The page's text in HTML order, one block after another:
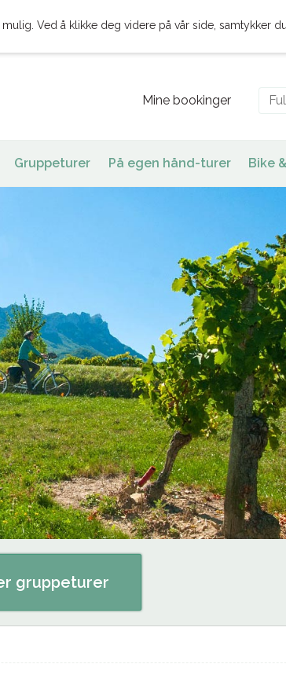
Mine bookinger
Gruppeturer På egen hånd-turer Bike
gruppeturer
Ved å klikke deg videre på vår side, samtykker